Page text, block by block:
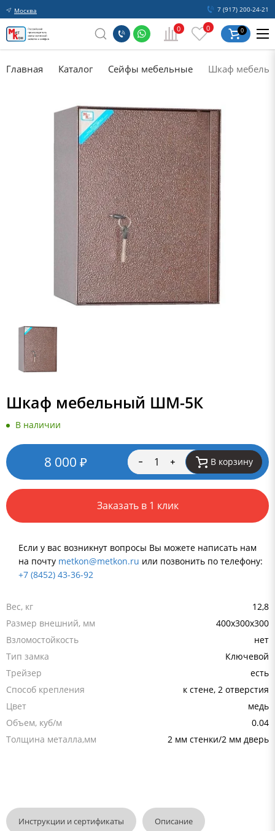
Москва 7 (917) 200-24-21
0 0 0
Главная Каталог Сейфы мебельные Шкаф
Шкаф мебельный ШМ-5К
В наличии
8 000 ₽ В корзину
Заказать в 1 клик
Если у вас возникнут вопросы Вы можете написать нам
на почту metkon@metkon.ru или позвонить по телефону:
+7 (8452) 43-36-92
Вес, кг
12,8
Размер внешний, мм
400x300x300
Взломостойкость
нет
Тип замка
Ключевой
Трейзер
есть
Способ крепления
к стене, 2 отверстия
Цвет
медь
Объем, куб/м
0.04
Толщина металла,мм
2 мм стенки/2 мм дверь
Инструкции и сертификаты Описание